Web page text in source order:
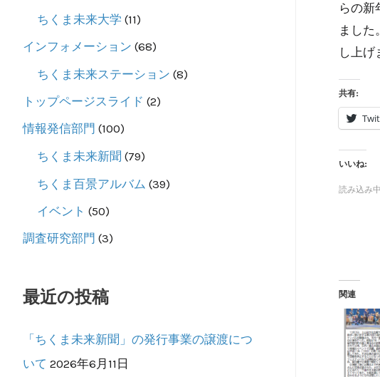
ちくま未来大学 (11)
インフォメーション (68)
ちくま未来ステーション (8)
トップページスライド (2)
情報発信部門 (100)
ちくま未来新聞 (79)
ちくま百景アルバム (39)
イベント (50)
調査研究部門 (3)
最近の投稿
「ちくま未来新聞」の発行事業の譲渡につ
いて 2026年6月11日
らの新
ました
し上げ
共有:
いいね:
読み込み
関連